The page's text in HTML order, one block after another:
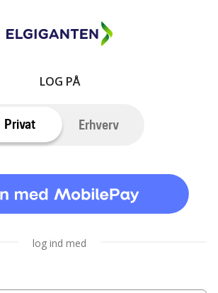
LOG PÅ
Privat Erhverv
log ind med